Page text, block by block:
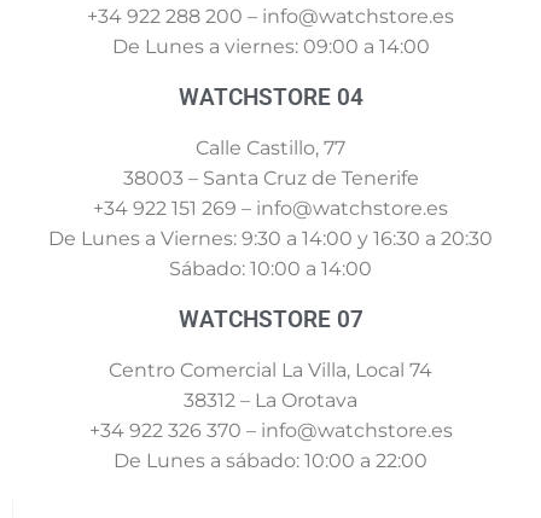
+34 922 288 200 – info@watchstore.es
De Lunes a viernes: 09:00 a 14:00
WATCHSTORE 04
Calle Castillo, 77
38003 – Santa Cruz de Tenerife
+34 922 151 269 – info@watchstore.es
De Lunes a Viernes: 9:30 a 14:00 y 16:30 a 20:30
Sábado: 10:00 a 14:00
WATCHSTORE 07
Centro Comercial La Villa, Local 74
38312 – La Orotava
+34 922 326 370 – info@watchstore.es
De Lunes a sábado: 10:00 a 22:00